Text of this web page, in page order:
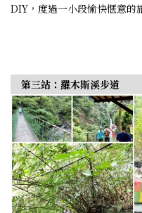
DIY，度過一小段愉快愜意的
第三站：羅木斯溪步道